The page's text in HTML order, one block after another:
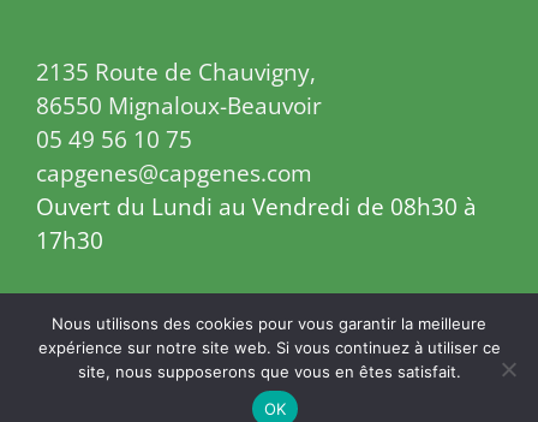
2135 Route de Chauvigny,
86550 Mignaloux-Beauvoir
05 49 56 10 75
capgenes@capgenes.com
Ouvert du Lundi au Vendredi de 08h30 à
17h30
© 2017 Capgenes | Tous droits réservés
YouTubeInstagram
Nous utilisons des cookies pour vous garantir la meilleure
expérience sur notre site web. Si vous continuez à utiliser ce
site, nous supposerons que vous en êtes satisfait.
OK